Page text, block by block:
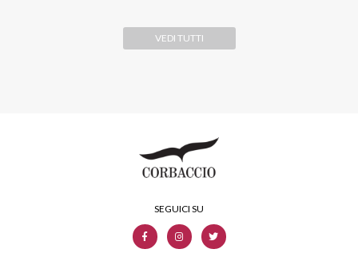
VEDI TUTTI